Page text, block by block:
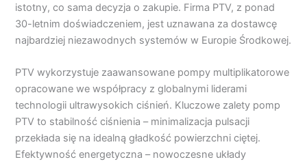
istotny, co sama decyzja o zakupie. Firma PTV, z ponad
30-letnim doświadczeniem, jest uznawana za dostawcę
najbardziej niezawodnych systemów w Europie Środkowej.
PTV wykorzystuje zaawansowane pompy multiplikatorowe
opracowane we współpracy z globalnymi liderami
technologii ultrawysokich ciśnień. Kluczowe zalety pomp
PTV to stabilność ciśnienia – minimalizacja pulsacji
przekłada się na idealną gładkość powierzchni ciętej.
Efektywność energetyczna – nowoczesne układy